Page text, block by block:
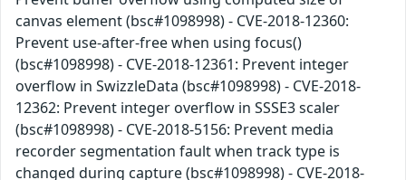
canvas element (bsc#1098998) - CVE-2018-12360:
Prevent use-after-free when using focus()
(bsc#1098998) - CVE-2018-12361: Prevent integer
overflow in SwizzleData (bsc#1098998) - CVE-2018-
12362: Prevent integer overflow in SSSE3 scaler
(bsc#1098998) - CVE-2018-5156: Prevent media
recorder segmentation fault when track type is
changed during capture (bsc#1098998) - CVE-2018-